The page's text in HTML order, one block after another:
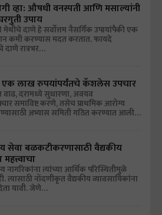
व्हा: औषधी वनस्पती आणि मसाल्यांनी
उपाय
मेथीचे दाणे हे सर्वोत्तम नैसर्गिक उपायांपैकी एक
कमी करण्यास मदत करतात. फायदे
दाणे रात्रभर…
एक लाख रुपयांपर्यंतचे कॅशलेस उपचार
दरामध्ये सुधारणा, अवयव
समाविष्ट करणे, तसेच प्राथमिक आरोग्य
अभ्यास समिती गठित करण्यात आली…
सेवा बळकटीकरणासाठी वैद्यकीय
नागरिकांना त्यांच्या आर्थिक परिस्थितीमुळे
त्यासाठी नोंदणीकृत वैद्यकीय व्यावसायिकांना
यावी. जेणे…